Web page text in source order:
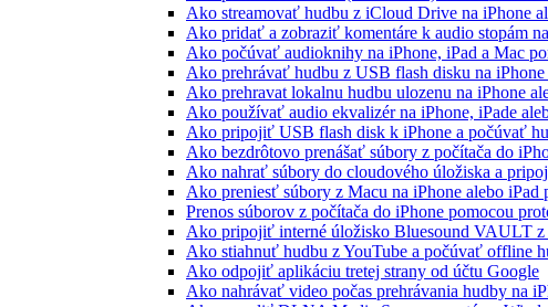
Ako streamovať hudbu z iCloud Drive na iPhone
Ako pridať a zobraziť komentáre k audio stopám
Ako počúvať audioknihy na iPhone, iPad a Mac
Ako prehrávať hudbu z USB flash disku na
Ako prehravat lokalnu hudbu ulozenu na iPhone
Ako používať audio ekvalizér na iPhone, iPade
Ako pripojiť USB flash disk k iPhone a počúvať
Ako bezdrôtovo prenášať súbory z počítača do
Ako nahrať súbory do cloudového úložiska a
Ako preniesť súbory z Macu na iPhone alebo iPad
Prenos súborov z počítača do iPhone pomocou
Ako pripojiť interné úložisko Bluesound VAULT
Ako stiahnuť hudbu z YouTube a počúvať offline
Ako odpojiť aplikáciu tretej strany od účtu Google
Ako nahrávať video počas prehrávania hudby na